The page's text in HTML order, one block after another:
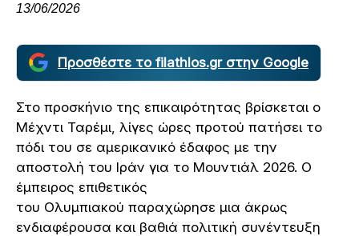
13/06/2026
Προσθέστε το filathlos.gr στην Google
Στο προσκήνιο της επικαιρότητας βρίσκεται ο
Μέχντι Ταρέμι, λίγες ώρες προτού πατήσει το
πόδι του σε αμερικανικό έδαφος με την
αποστολή του Ιράν για το Μουντιάλ 2026. Ο
έμπειρος επιθετικός
του Ολυμπιακού παραχώρησε μια άκρως
ενδιαφέρουσα και βαθιά πολιτική συνέντευξη